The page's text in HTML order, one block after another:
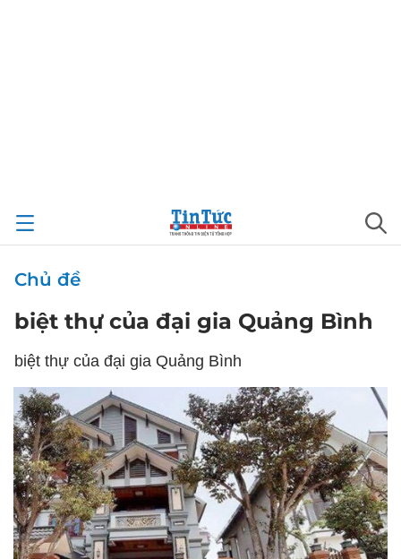
Chủ đề
biệt thự của đại gia Quảng Bình
biệt thự của đại gia Quảng Bình